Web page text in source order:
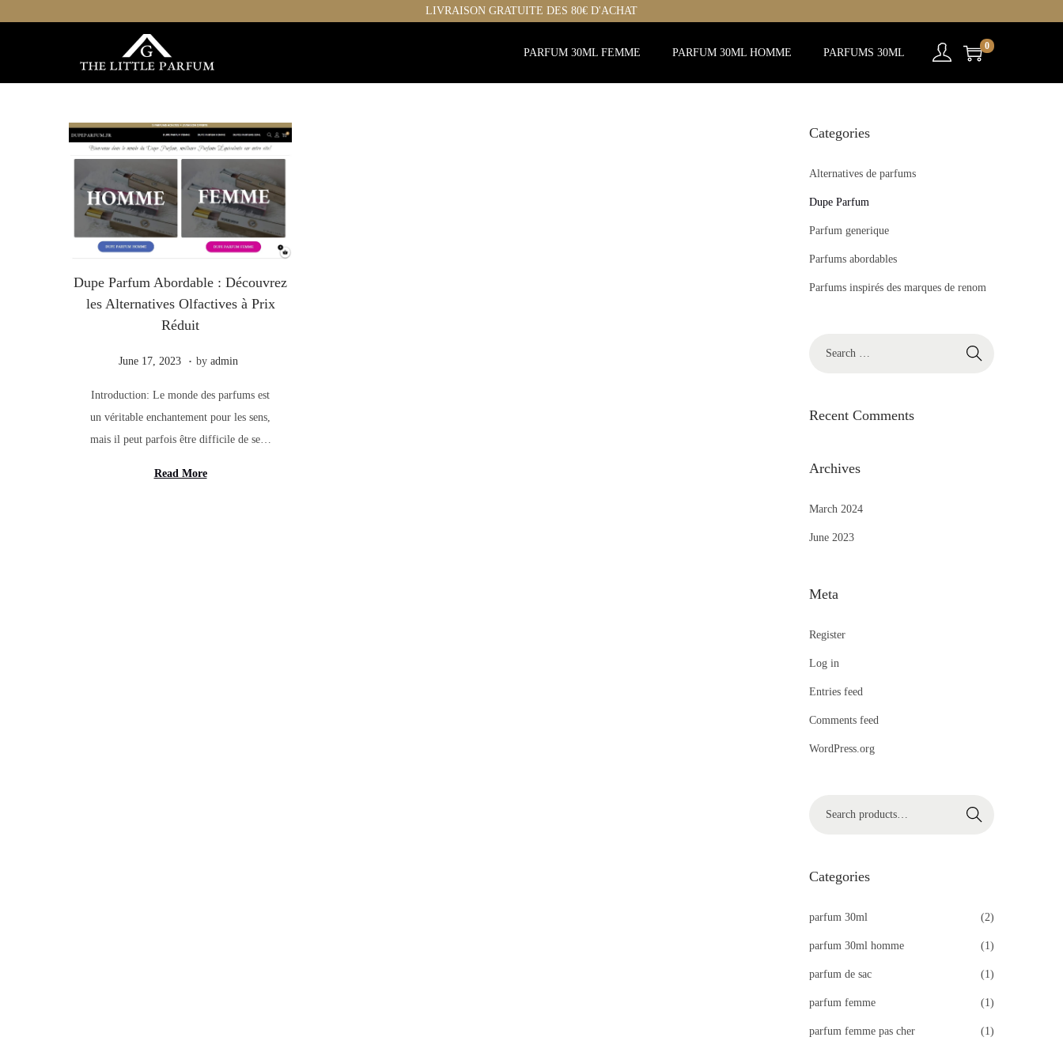
LIVRAISON GRATUITE DES 80€ D'ACHAT
PARFUM 30ML FEMME PARFUM 30ML HOMME PARFUMS 30ML
0
Dupe Parfum Abordable : Découvrez
les Alternatives Olfactives à Prix
Réduit
Posted on
June 17, 2023
n
e
1
7
. by admin
Introduction: Le monde des parfums est
un véritable enchantement pour les sens,
mais il peut parfois être difficile de se…
Read More
Categories
Alternatives de parfums
Dupe Parfum
Parfum generique
Parfums abordables
Parfums inspirés des marques de renom
Recent Comments
Archives
March 2024
June 2023
Meta
Register
Log in
Entries feed
Comments feed
WordPress.org
Search
Categories
parfum 30ml (2)
parfum 30ml homme (1)
parfum de sac (1)
parfum femme (1)
parfum femme pas cher (1)